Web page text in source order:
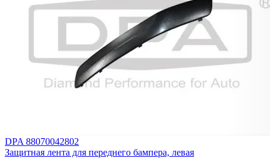
DPA 88070042802
Защитная лента для переднего бампера, левая